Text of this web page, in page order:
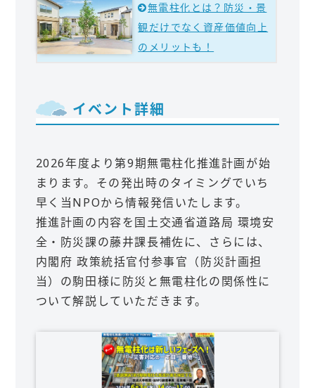
無電柱化とは？防災・景
観だけでなく資産価値向上
のメリットも！
イベント詳細
2026年度より第9期無電柱化推進計画が始
まります。その発出時のタイミングでいち
早く当NPOから情報発信いたします。
推進計画の内容を国土交通省道路局 環境安
全・防災課の藤井課長補佐に、さらには、
内閣府 政策統括官付参事官（防災計画担
当）の駒田様に防災と無電柱化の関係性に
ついて解説していただきます。